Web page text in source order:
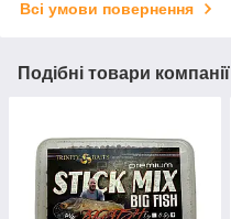
Всі умови повернення
Подібні товари компанії